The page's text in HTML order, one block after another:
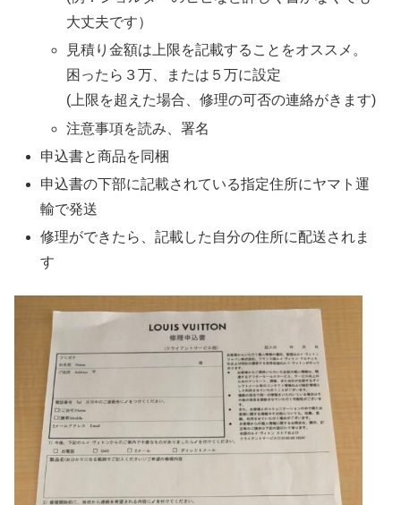
大丈夫です）
見積り金額は上限を記載することをオススメ。
困ったら３万、または５万に設定
(上限を超えた場合、修理の可否の連絡がきます)
注意事項を読み、署名
申込書と商品を同梱
申込書の下部に記載されている指定住所にヤマト運
輸で発送
修理ができたら、記載した自分の住所に配送されま
す